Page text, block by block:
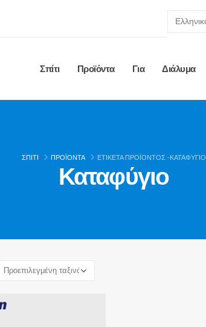
Σπίτι Προϊόντα Για Διάλυμα
ΣΠΊΤΙ ΠΡΟΪΌΝΤΑ ΕΤΙΚΈΤΑ ΠΡΟΪΌΝΤΟΣ -ΚΑΤΑΦΎΓΙΟ
Καταφύγιο